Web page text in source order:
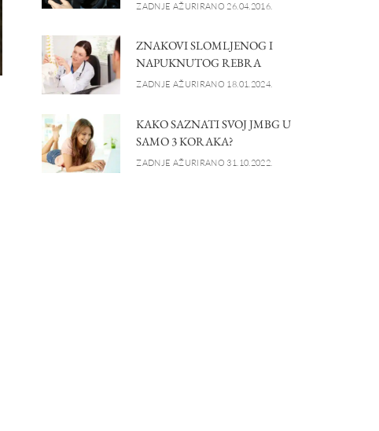
ZADNJE AŽURIRANO 26.04.2016.
ZNAKOVI SLOMLJENOG I
NAPUKNUTOG REBRA
ZADNJE AŽURIRANO 18.01.2024.
KAKO SAZNATI SVOJ JMBG U
SAMO 3 KORAKA?
ZADNJE AŽURIRANO 31.10.2022.